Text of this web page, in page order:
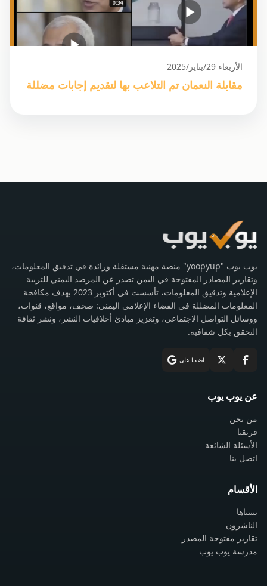
الأربعاء 29/يناير/2025
مقابلة النعمان تم التلاعب بها لتقديم إجابات مضللة
يوب يوب "yoopyup" منصة مهنية مستقلة ورائدة في تدقيق المعلومات،
وتقارير المصادر المفتوحة في اليمن تصدر عن المرصد اليمني للتربية
الإعلامية وتدقيق المعلومات، تأسست في أكتوبر 2023 بهدف مكافحة
المعلومات المضللة في الفضاء الإعلامي اليمني: صحف، مواقع، قنوات،
ووسائل التواصل الاجتماعي، وتعزيز مبادئ أخلاقيات النشر، ونشر ثقافة
التحقق بكل شفافية.
اضفنا على
عن يوب يوب
من نحن
فريقنا
الأسئلة الشائعة
اتصل بنا
الأقسام
يبيبناها
الناشرون
تقارير مفتوحة المصدر
مدرسة يوب يوب